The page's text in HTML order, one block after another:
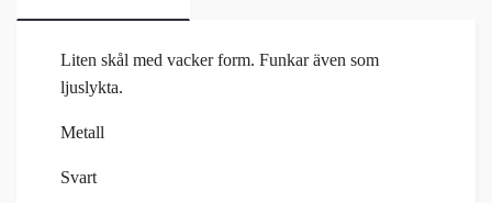
Liten skål med vacker form. Funkar även som
ljuslykta.
Metall
Svart